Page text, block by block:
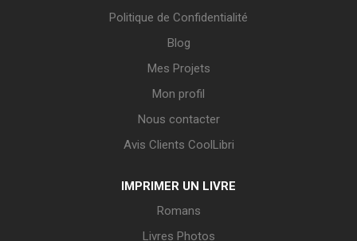
Politique de Confidentialité
Blog
Mes Projets
Mon profil
Nous contacter
Avis Clients CoolLibri
IMPRIMER UN LIVRE
Romans
Livres Photos